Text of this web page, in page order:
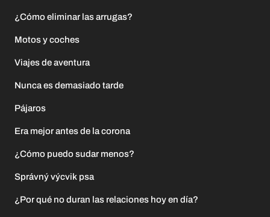
¿Cómo eliminar las arrugas?
Motos y coches
Viajes de aventura
Nunca es demasiado tarde
Pájaros
Era mejor antes de la corona
¿Cómo puedo sudar menos?
Správný výcvik psa
¿Por qué no duran las relaciones hoy en día?